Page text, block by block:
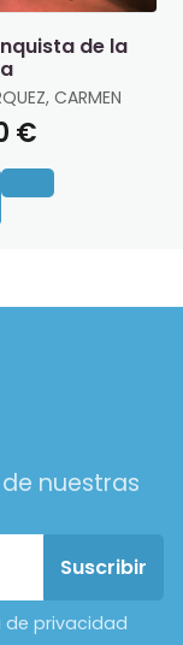
de la
CARMEN
€
nuestras
de privacidad